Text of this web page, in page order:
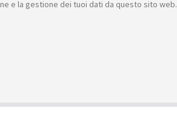
e la gestione dei tuoi dati da questo sito web.